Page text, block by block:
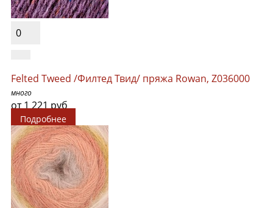
0
Felted Tweed /Филтед Твид/ пряжа Rowan, Z036000
много
от 1 221 руб
Подробнее